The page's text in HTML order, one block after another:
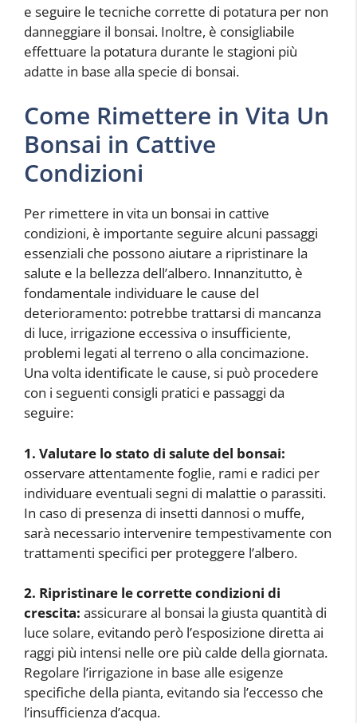
e seguire le tecniche corrette di potatura per non
danneggiare il bonsai. Inoltre, è consigliabile
effettuare la potatura durante le stagioni più
adatte in base alla specie di bonsai.
Come Rimettere in Vita Un
Bonsai in Cattive
Condizioni
Per rimettere in vita un bonsai in cattive
condizioni, è importante seguire alcuni passaggi
essenziali che possono aiutare a ripristinare la
salute e la bellezza dell’albero. Innanzitutto, è
fondamentale individuare le cause del
deterioramento: potrebbe trattarsi di mancanza
di luce, irrigazione eccessiva o insufficiente,
problemi legati al terreno o alla concimazione.
Una volta identificate le cause, si può procedere
con i seguenti consigli pratici e passaggi da
seguire:
1. Valutare lo stato di salute del bonsai:
osservare attentamente foglie, rami e radici per
individuare eventuali segni di malattie o parassiti.
In caso di presenza di insetti dannosi o muffe,
sarà necessario intervenire tempestivamente con
trattamenti specifici per proteggere l’albero.
2. Ripristinare le corrette condizioni di
crescita: assicurare al bonsai la giusta quantità di
luce solare, evitando però l’esposizione diretta ai
raggi più intensi nelle ore più calde della giornata.
Regolare l’irrigazione in base alle esigenze
specifiche della pianta, evitando sia l’eccesso che
l’insufficienza d’acqua.